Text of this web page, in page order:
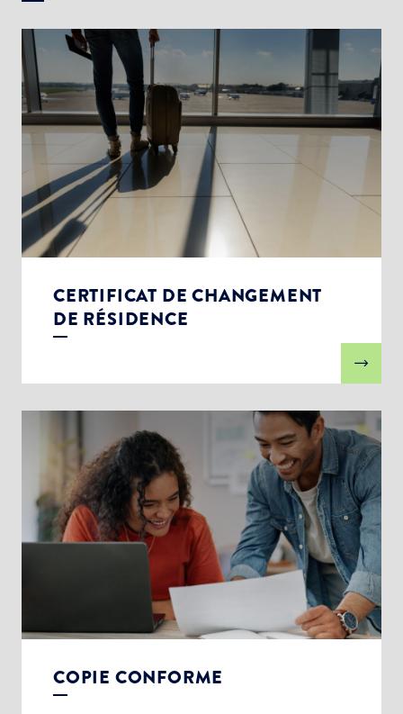
CERTIFICAT DE CHANGEMENT
DE RÉSIDENCE
COPIE CONFORME